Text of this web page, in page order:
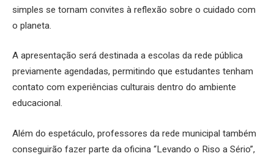
simples se tornam convites à reflexão sobre o cuidado com
o planeta.
A apresentação será destinada a escolas da rede pública
previamente agendadas, permitindo que estudantes tenham
contato com experiências culturais dentro do ambiente
educacional.
Além do espetáculo, professores da rede municipal também
conseguirão fazer parte da oficina “Levando o Riso a Sério”,